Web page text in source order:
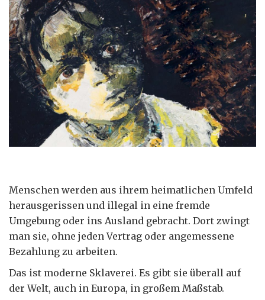
Menschen werden aus ihrem heimatlichen Umfeld
herausgerissen und illegal in eine fremde
Umgebung oder ins Ausland gebracht. Dort zwingt
man sie, ohne jeden Vertrag oder angemessene
Bezahlung zu arbeiten.
Das ist moderne Sklaverei. Es gibt sie überall auf
der Welt, auch in Europa, in großem Maßstab.